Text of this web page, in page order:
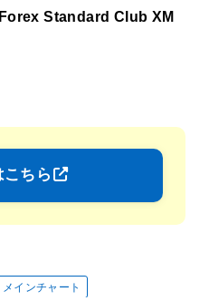
Forex Standard Club XM
ちら
メインチャート